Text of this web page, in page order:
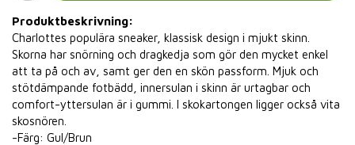
Produktbeskrivning:
Charlottes populära sneaker, klassisk design i mjukt skinn.
Skorna har snörning och dragkedja som gör den mycket enkel
att ta på och av, samt ger den en skön passform. Mjuk och
stötdämpande fotbädd, innersulan i skinn är urtagbar och
comfort-yttersulan är i gummi. I skokartongen ligger också vita
skosnören.
-Färg: Gul/Brun